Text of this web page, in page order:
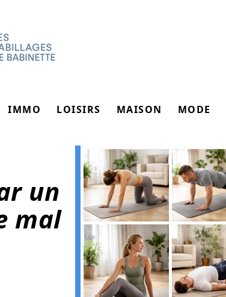
IMMO LOISIRS MAISON MODE
un
mal